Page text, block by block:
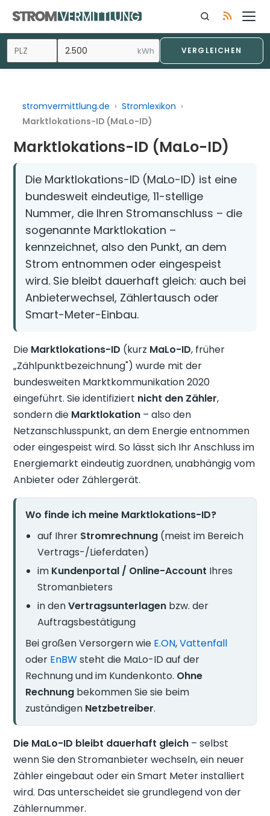
Inhalt
springen
kWh VERGLEICHEN
stromvermittlung.de › Stromlexikon ›
Marktlokations-ID (MaLo-ID)
Marktlokations-ID (MaLo-ID)
Die Marktlokations-ID (MaLo-ID) ist eine
bundesweit eindeutige, 11-stellige
Nummer, die Ihren Stromanschluss – die
sogenannte Marktlokation –
kennzeichnet, also den Punkt, an dem
Strom entnommen oder eingespeist
wird. Sie bleibt dauerhaft gleich: auch bei
Anbieterwechsel, Zählertausch oder
Smart-Meter-Einbau.
Die Marktlokations-ID (kurz MaLo-ID, früher
„Zählpunktbezeichnung") wurde mit der
bundesweiten Marktkommunikation 2020
eingeführt. Sie identifiziert nicht den Zähler,
sondern die Marktlokation – also den
Netzanschlusspunkt, an dem Energie entnommen
oder eingespeist wird. So lässt sich Ihr Anschluss im
Energiemarkt eindeutig zuordnen, unabhängig vom
Anbieter oder Zählergerät.
Wo finde ich meine Marktlokations-ID?
auf Ihrer Stromrechnung (meist im Bereich
Vertrags-/Lieferdaten)
im Kundenportal / Online-Account Ihres
Stromanbieters
in denVertragsunterlagen bzw. der
Auftragsbestätigung
Bei großen Versorgern wie E.ON,Vattenfall
oder EnBWsteht die MaLo-ID auf der
Rechnung und im Kundenkonto. Ohne
Rechnung bekommen Sie sie beim
zuständigen Netzbetreiber.
Die MaLo-ID bleibt dauerhaft gleich – selbst
wenn Sie den Stromanbieter wechseln, ein neuer
Zähler eingebaut oder ein Smart Meter installiert
wird. Das unterscheidet sie grundlegend von der
Zählernummer.